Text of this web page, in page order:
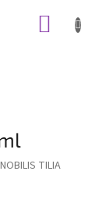
NOBILIS TILIA